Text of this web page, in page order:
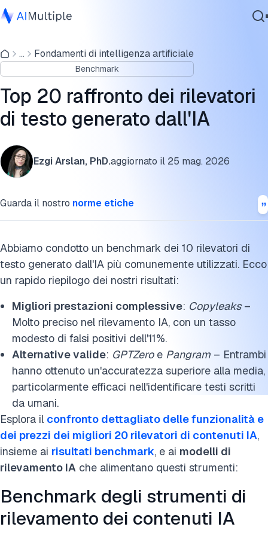
IA Agente
Sicurezza Informatica
Dati
Software Aziendale
Servizi
... Fondamenti di intelligenza artificiale
Benchmark
Top 20 raffronto dei rilevatori
di testo generato dall'IA
Ezgi Arslan, PhD.aggiornato il 25 mag. 2026
Guarda il nostro norme etiche
Abbiamo condotto un benchmark dei 10 rilevatori di
testo generato dall'IA più comunemente utilizzati. Ecco
un rapido riepilogo dei nostri risultati:
Migliori prestazioni complessive: Copyleaks–
Molto preciso nel rilevamento IA, con un tasso
modesto di falsi positivi dell'11%.
Alternative valide: GPTZeroe Pangram – Entrambi
hanno ottenuto un'accuratezza superiore alla media,
particolarmente efficaci nell'identificare testi scritti
da umani.
Esplora il confronto dettagliato delle funzionalità e
dei prezzi dei migliori 20 rilevatori di contenuti IA,
insieme ai risultati benchmark, e ai modelli di
rilevamento IA che alimentano questi strumenti:
Benchmark degli strumenti di
rilevamento dei contenuti IA
Confronto dei 20 rilevatori di contenuti generati dall'IA più
Possibili ragioni alla base delle differenze
Test sui rilevatori di testo generato dall'IA metodologia
Perché abbiamo bisogno di un rilevatore di testo generato
dall'IA
Ulteriori letture
Cita questo benchmark